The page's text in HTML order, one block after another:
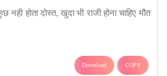
होता दोस्त, खुदा भी राजी होना चाहिए मौत
Download COPY